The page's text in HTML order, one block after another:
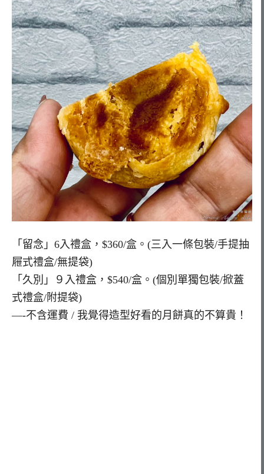
「留念」6入禮盒，$360/盒。(三入一條包裝/手提抽
屜式禮盒/無提袋)
「久別」９入禮盒，$540/盒。(個別單獨包裝/掀蓋
式禮盒/附提袋)
—-不含運費 / 我覺得造型好看的月餅真的不算貴！